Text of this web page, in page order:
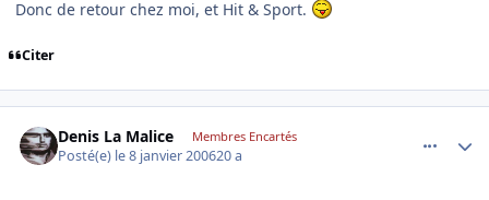
Donc de retour chez moi, et Hit & Sport.
Citer
Denis La Malice Membres Encartés
Posté(e) le 8 janvier 200620 a